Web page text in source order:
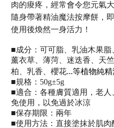
肉的痠疼，經常會令您元氣大
隨身帶著精油魔法按摩餅，
使用後煥然一身活力！
■成分： 可可脂、乳油木果脂
薰衣草、薄菏、迷迭香、天竺
柏、 乳香 櫻花...等植物純
■規格：50g±5g
■適合： 各種膚質適用，老
免使用，以免過於冰涼
■保存期限：兩年
■使用方法： 直接塗抹於肌肉